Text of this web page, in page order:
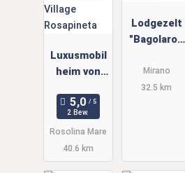
Luxusmobil
heim von
er am
Camping
Village
Rosapineta
2 Bew.
Rosolina Mare
40.6 km
Lodgezelt
"Bagolaro "
Canonici di
San Marco
Mirano
32.5 km